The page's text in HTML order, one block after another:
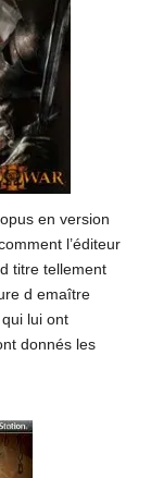
en version
l’éditeur
titre tellement
d emaître
lui ont
donnés les